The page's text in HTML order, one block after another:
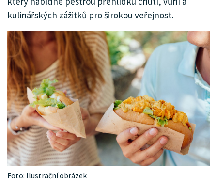
kulinářských zážitků pro širokou veřejnost.
Foto: Ilustrační obrázek